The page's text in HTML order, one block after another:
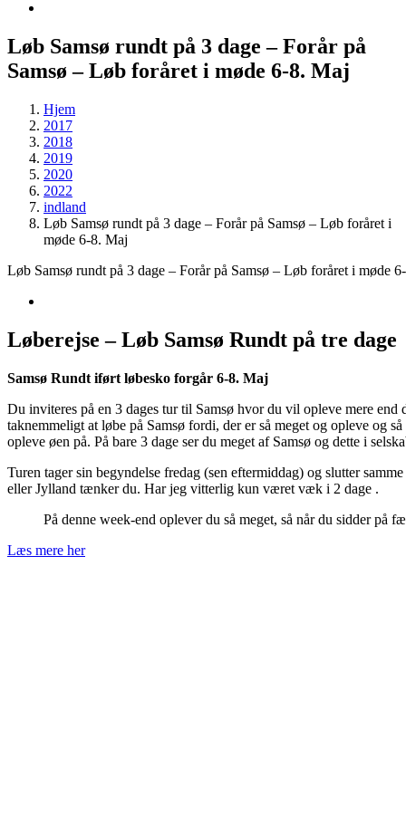
Løb Samsø rundt på 3 dage – Forår på
Samsø – Løb foråret i møde 6-8. Maj
Hjem
2017
2018
2019
2020
2022
indland
Løb Samsø rundt på 3 dage – Forår på Samsø – Løb foråret i
møde 6-8. Maj
Løb Samsø rundt på 3 dage – Forår på Samsø – Løb foråret i møde
Løberejse – Løb Samsø Rundt på tre
Samsø Rundt iført løbesko forgår 6-8. Maj
Du inviteres på en 3 dages tur til Samsø hvor du vil opleve mere
taknemmeligt at løbe på Samsø fordi, der er så meget og opleve og
opleve øen på. På bare 3 dage ser du meget af Samsø og dette i
Turen tager sin begyndelse fredag (sen eftermiddag) og slutter
eller Jylland tænker du. Har jeg vitterlig kun været væk i 2 dage .
På denne week-end oplever du så meget, så når du sidder
Læs mere her